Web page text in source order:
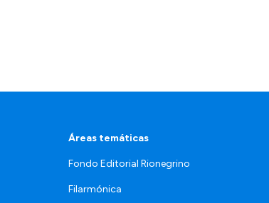
Áreas temáticas
Fondo Editorial Rionegrino
Filarmónica